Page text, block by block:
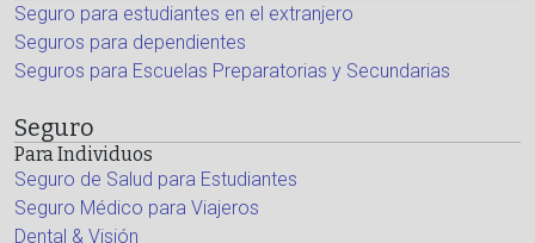
Seguro para estudiantes en el extranjero
Seguros para dependientes
Seguros para Escuelas Preparatorias y Secundarias
Seguro
Para Individuos
Seguro de Salud para Estudiantes
Seguro Médico para Viajeros
Dental & Visión